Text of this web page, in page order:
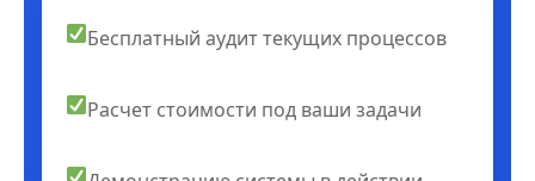
Бесплатный аудит текущих процессов
Расчет стоимости под ваши задачи